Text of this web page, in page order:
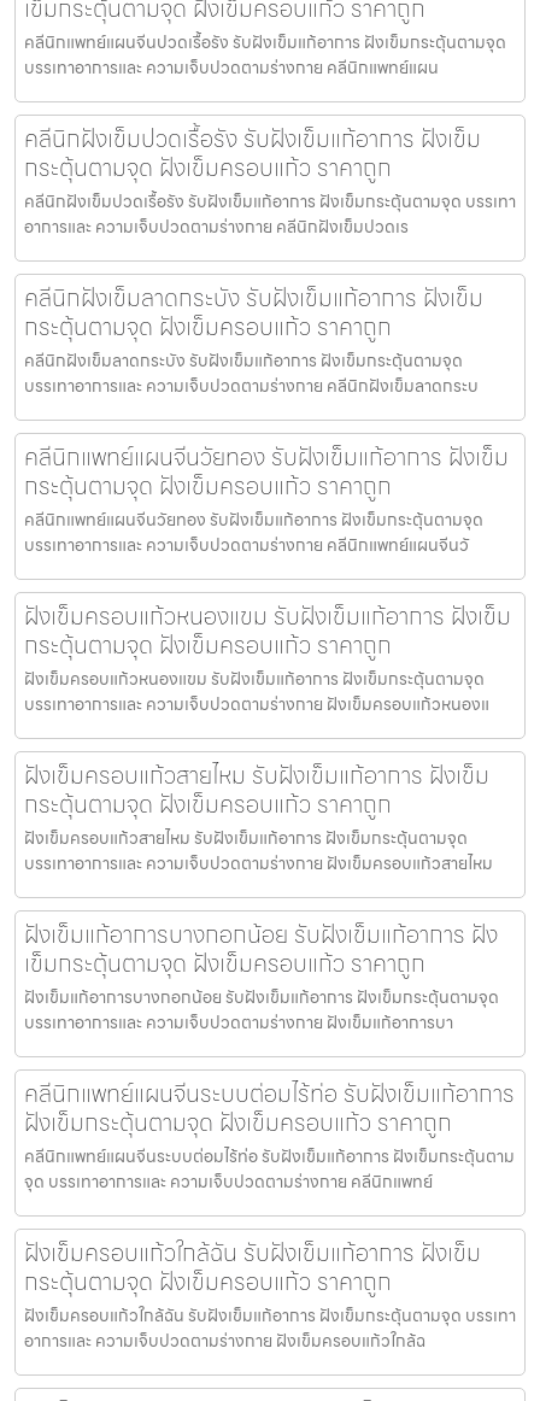
เข็มกระตุ้นตามจุด ฝังเข็มครอบแก้ว ราคาถูก
คลีนิกแพทย์แผนจีนปวดเรื้อรัง รับฝังเข็มแก้อาการ ฝังเข็มกระตุ้นตามจุด
บรรเทาอาการและ ความเจ็บปวดตามร่างกาย คลีนิกแพทย์แผน
คลีนิกฝังเข็มปวดเรื้อรัง รับฝังเข็มแก้อาการ ฝังเข็ม
กระตุ้นตามจุด ฝังเข็มครอบแก้ว ราคาถูก
คลีนิกฝังเข็มปวดเรื้อรัง รับฝังเข็มแก้อาการ ฝังเข็มกระตุ้นตามจุด บรรเทา
อาการและ ความเจ็บปวดตามร่างกาย คลีนิกฝังเข็มปวดเร
คลีนิกฝังเข็มลาดกระบัง รับฝังเข็มแก้อาการ ฝังเข็ม
กระตุ้นตามจุด ฝังเข็มครอบแก้ว ราคาถูก
คลีนิกฝังเข็มลาดกระบัง รับฝังเข็มแก้อาการ ฝังเข็มกระตุ้นตามจุด
บรรเทาอาการและ ความเจ็บปวดตามร่างกาย คลีนิกฝังเข็มลาดกระบ
คลีนิกแพทย์แผนจีนวัยทอง รับฝังเข็มแก้อาการ ฝังเข็ม
กระตุ้นตามจุด ฝังเข็มครอบแก้ว ราคาถูก
คลีนิกแพทย์แผนจีนวัยทอง รับฝังเข็มแก้อาการ ฝังเข็มกระตุ้นตามจุด
บรรเทาอาการและ ความเจ็บปวดตามร่างกาย คลีนิกแพทย์แผนจีนวั
ฝังเข็มครอบแก้วหนองแขม รับฝังเข็มแก้อาการ ฝังเข็ม
กระตุ้นตามจุด ฝังเข็มครอบแก้ว ราคาถูก
ฝังเข็มครอบแก้วหนองแขม รับฝังเข็มแก้อาการ ฝังเข็มกระตุ้นตามจุด
บรรเทาอาการและ ความเจ็บปวดตามร่างกาย ฝังเข็มครอบแก้วหนองแ
ฝังเข็มครอบแก้วสายไหม รับฝังเข็มแก้อาการ ฝังเข็ม
กระตุ้นตามจุด ฝังเข็มครอบแก้ว ราคาถูก
ฝังเข็มครอบแก้วสายไหม รับฝังเข็มแก้อาการ ฝังเข็มกระตุ้นตามจุด
บรรเทาอาการและ ความเจ็บปวดตามร่างกาย ฝังเข็มครอบแก้วสายไหม
ฝังเข็มแก้อาการบางกอกน้อย รับฝังเข็มแก้อาการ ฝัง
เข็มกระตุ้นตามจุด ฝังเข็มครอบแก้ว ราคาถูก
ฝังเข็มแก้อาการบางกอกน้อย รับฝังเข็มแก้อาการ ฝังเข็มกระตุ้นตามจุด
บรรเทาอาการและ ความเจ็บปวดตามร่างกาย ฝังเข็มแก้อาการบา
คลีนิกแพทย์แผนจีนระบบต่อมไร้ท่อ รับฝังเข็มแก้อาการ
ฝังเข็มกระตุ้นตามจุด ฝังเข็มครอบแก้ว ราคาถูก
คลีนิกแพทย์แผนจีนระบบต่อมไร้ท่อ รับฝังเข็มแก้อาการ ฝังเข็มกระตุ้นตาม
จุด บรรเทาอาการและ ความเจ็บปวดตามร่างกาย คลีนิกแพทย์
ฝังเข็มครอบแก้วใกล้ฉัน รับฝังเข็มแก้อาการ ฝังเข็ม
กระตุ้นตามจุด ฝังเข็มครอบแก้ว ราคาถูก
ฝังเข็มครอบแก้วใกล้ฉัน รับฝังเข็มแก้อาการ ฝังเข็มกระตุ้นตามจุด บรรเทา
อาการและ ความเจ็บปวดตามร่างกาย ฝังเข็มครอบแก้วใกล้ฉ